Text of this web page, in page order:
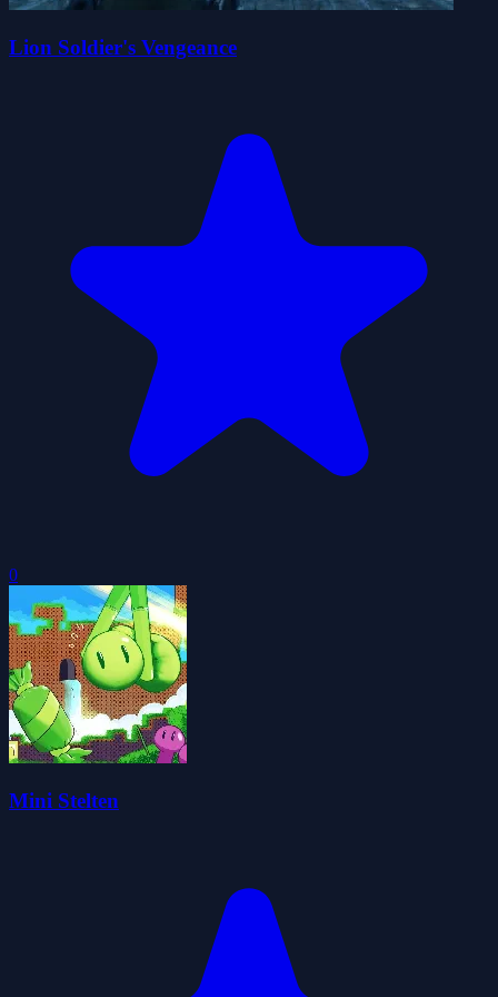
Lion Soldier's Vengeance
0
Mini Stelten